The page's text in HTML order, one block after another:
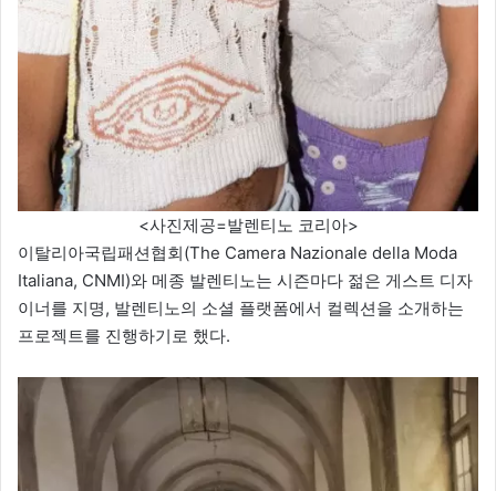
<사진제공=발렌티노 코리아>
이탈리아국립패션협회(The Camera Nazionale della Moda
Italiana, CNMI)와 메종 발렌티노는 시즌마다 젊은 게스트 디자
이너를 지명, 발렌티노의 소셜 플랫폼에서 컬렉션을 소개하는
프로젝트를 진행하기로 했다.